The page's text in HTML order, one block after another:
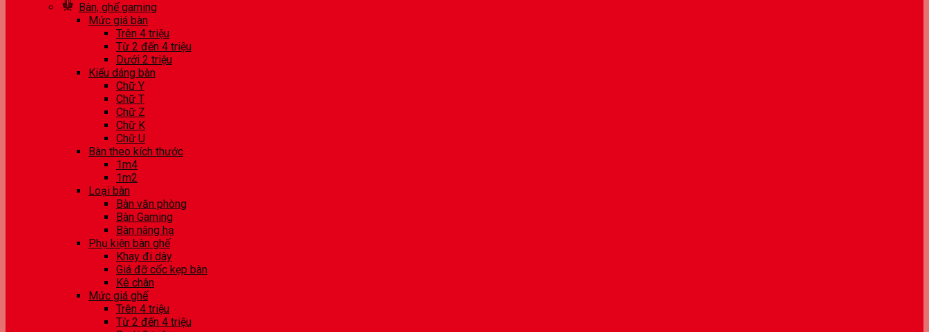
Bàn, ghế gaming
Mức giá bàn
Trên 4 triệu
Từ 2 đến 4 triệu
Dưới 2 triệu
Kiểu dáng bàn
Chữ Y
Chữ T
Chữ Z
Chữ K
Chữ U
Bàn theo kích thước
1m4
1m2
Loại bàn
Bàn văn phòng
Bàn Gaming
Bàn nâng hạ
Phụ kiện bàn ghế
Khay đi dây
Giá đỡ cốc kẹp bàn
Kê chân
Mức giá ghế
Trên 4 triệu
Từ 2 đến 4 triệu